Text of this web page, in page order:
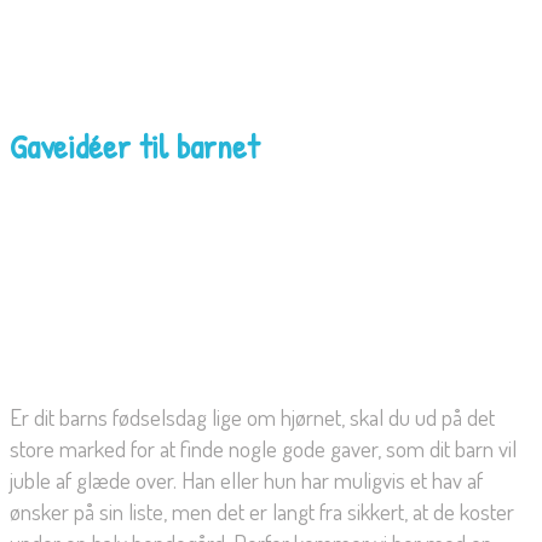
Gaveidéer til barnet
Er dit barns fødselsdag lige om hjørnet, skal du ud på det
store marked for at finde nogle gode gaver, som dit barn vil
juble af glæde over. Han eller hun har muligvis et hav af
ønsker på sin liste, men det er langt fra sikkert, at de koster